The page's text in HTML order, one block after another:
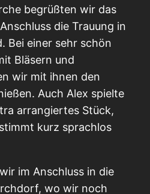
begrüßten wir das
die Trauung in
Bei einer sehr schön
Bläsern und
wir mit ihnen den
Auch Alex spielte
arrangiertes Stück,
kurz sprachlos
im Anschluss in die
wo wir noch